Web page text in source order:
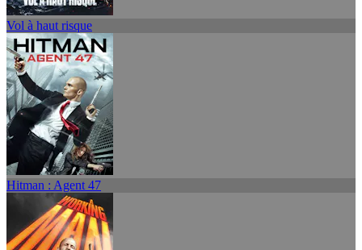
Vol à haut risque
Hitman : Agent 47